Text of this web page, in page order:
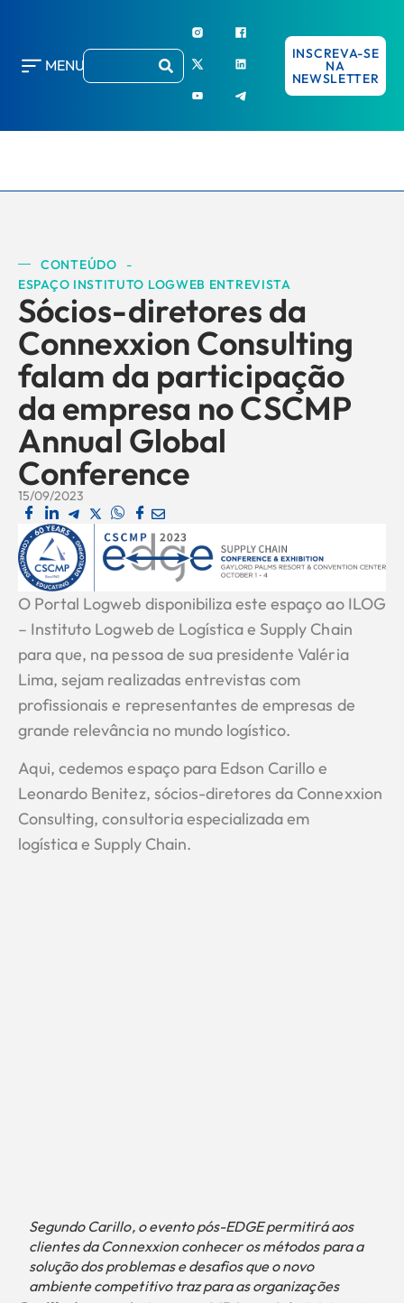
MENU
INSCREVA-SE
NA
NEWSLETTER
CONTEÚDO
-
ESPAÇO INSTITUTO LOGWEB ENTREVISTA
Sócios-diretores da
Connexxion Consulting
falam da participação
da empresa no CSCMP
Annual Global
Conference
15/09/2023
O Portal Logweb disponibiliza este espaço ao ILOG
– Instituto Logweb de Logística e Supply Chain
para que, na pessoa de sua presidente Valéria
Lima, sejam realizadas entrevistas com
profissionais e representantes de empresas de
grande relevância no mundo logístico.
Aqui, cedemos espaço para Edson Carillo e
Leonardo Benitez, sócios-diretores da Connexxion
Consulting, consultoria especializada em
logística e Supply Chain.
Segundo Carillo, o evento pós-EDGE permitirá aos
clientes da Connexxion conhecer os métodos para a
solução dos problemas e desafios que o novo
ambiente competitivo traz para as organizações